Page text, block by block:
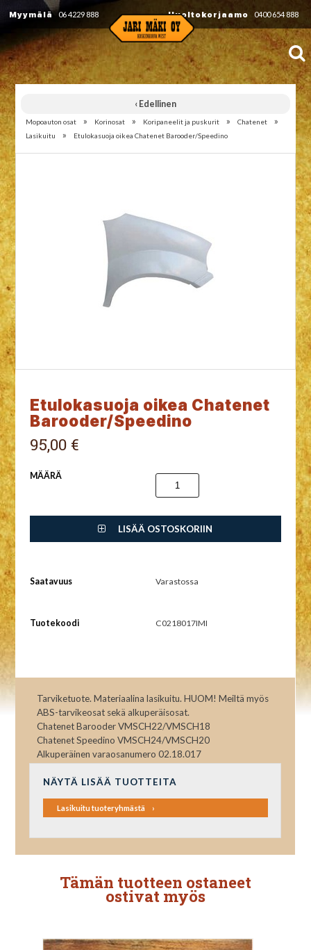
Myymälä 06 4229 888 Huoltokorjaamo 0400 654 888
‹ Edellinen
Mopoauton osat » Korinosat » Koripaneelit ja puskurit » Chatenet »
Lasikuitu » Etulokasuoja oikea Chatenet Barooder/Speedino
Etulokasuoja oikea Chatenet
Barooder/Speedino
95,00 €
MÄÄRÄ
LISÄÄ OSTOSKORIIN
Saatavuus Varastossa
Tuotekoodi C0218017IMI
Tarviketuote. Materiaalina lasikuitu. HUOM! Meiltä myös
ABS-tarvikeosat sekä alkuperäisosat.
Chatenet Barooder VMSCH22/VMSCH18
Chatenet Speedino VMSCH24/VMSCH20
Alkuperäinen varaosanumero 02.18.017
NÄYTÄ LISÄÄ TUOTTEITA
Lasikuitu tuoteryhmästä
Tämän tuotteen ostaneet
ostivat myös